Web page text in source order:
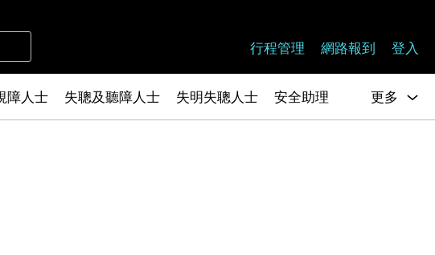
行程管理 網路報到 登入
障人士 失聰及聽障人士 失明失聰人士 安全助理 更多